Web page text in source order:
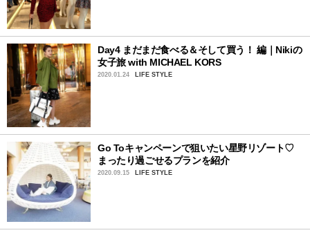
Day4 まだまだ食べる＆そして買う！ 編｜Nikiの
女子旅 with MICHAEL KORS
2020.01.24 LIFE STYLE
Go Toキャンペーンで狙いたい星野リゾート♡
まったり過ごせるプランを紹介
2020.09.15 LIFE STYLE